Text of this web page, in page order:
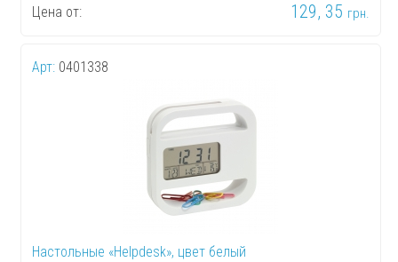
Цена от: 129, 35 грн.
Арт: 0401338
Настольные «Helpdesk», цвет белый